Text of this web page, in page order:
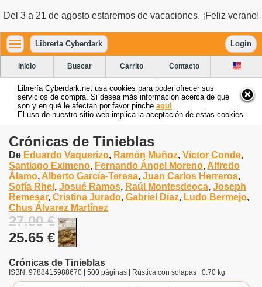
Del 3 a 21 de agosto estaremos de vacaciones. ¡Feliz verano!
Librería Cyberdark Login
Inicio Buscar Carrito Contacto
Librería Cyberdark.net usa cookies para poder ofrecer sus
servicios de compra. Si desea más información acerca de qué
son y en qué le afectan por favor pinche aquí
El uso de nuestro sitio web implica la aceptación de estas cookies.
Crónicas de Tinieblas
De Eduardo Vaquerizo, Ramón Muñoz, Víctor Conde,
Santiago Eximeno, Fernando Ángel Moreno, Alfredo
Álamo, Alberto García-Teresa, Juan Carlos Herreros,
Sofía Rhei, Josué Ramos, Raúl Montesdeoca, Joseph
Remesar, Cristina Jurado, Gabriel Díaz, Ludo Bermejo,
Chus Álvarez Martínez
27.00 €
25.65 €
Crónicas de Tinieblas
ISBN: 9788415988670 | 500 páginas | Rústica con solapas | 0.70 kg